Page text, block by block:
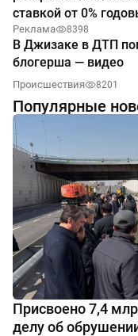
ставкой от 0%
Реклама 8398
В Джизаке в ДТП
блогерша — видео
Происшествия 8201
Популярные
Присвоено 7,4
делу об